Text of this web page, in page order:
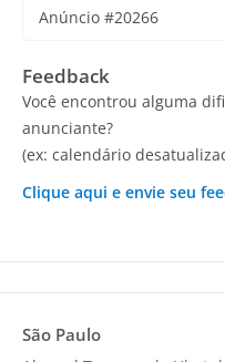
Anúncio #20266
Feedback
Você encontrou alguma
anunciante?
(ex: calendário
Clique aqui e envie seu
São Paulo